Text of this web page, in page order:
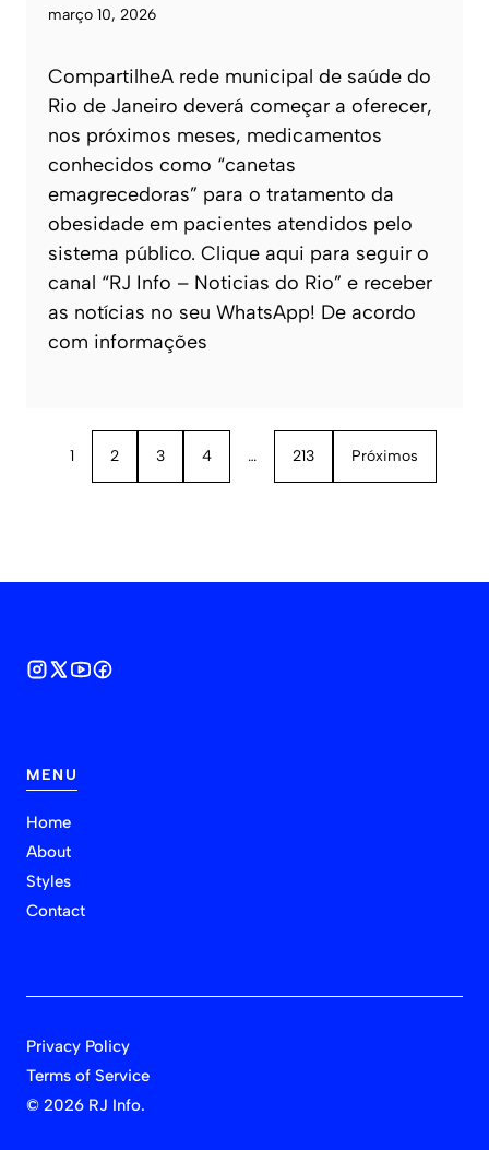
março 10, 2026
CompartilheA rede municipal de saúde do
Rio de Janeiro deverá começar a oferecer,
nos próximos meses, medicamentos
conhecidos como “canetas
emagrecedoras” para o tratamento da
obesidade em pacientes atendidos pelo
sistema público. Clique aqui para seguir o
canal “RJ Info – Noticias do Rio” e receber
as notícias no seu WhatsApp! De acordo
com informações
1 2 3 4 … 213 Próximos
MENU
Home
About
Styles
Contact
© 2026 RJ Info.
Privacy Policy
Terms of Service